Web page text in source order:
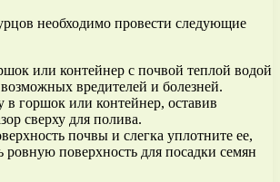
необходимо провести следующие
или контейнер с почвой теплой водой
вредителей и болезней.
в горшок или контейнер, оставив
сверху для полива.
почвы и слегка уплотните ее,
ровную поверхность для посадки семян